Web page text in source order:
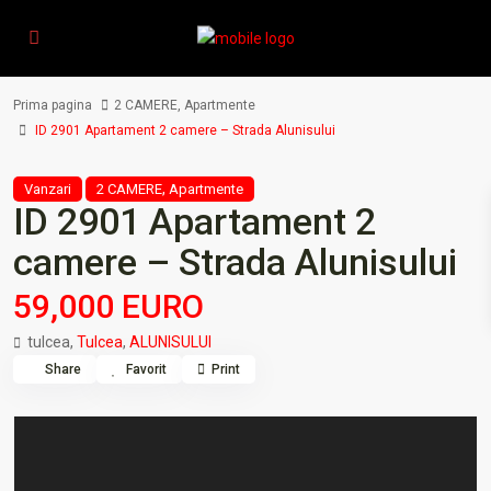
Prima pagina 2 CAMERE, Apartmente
ID 2901 Apartament 2 camere – Strada Alunisului
Vanzari 2 CAMERE, Apartmente
ID 2901 Apartament 2
camere – Strada Alunisului
59,000 EURO
tulcea, Tulcea, ALUNISULUI
Share Favorit Print